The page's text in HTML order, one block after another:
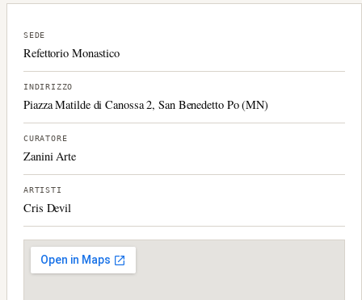
SEDE
Refettorio Monastico
INDIRIZZO
Piazza Matilde di Canossa 2, San Benedetto Po (MN)
CURATORE
Zanini Arte
ARTISTI
Cris Devil